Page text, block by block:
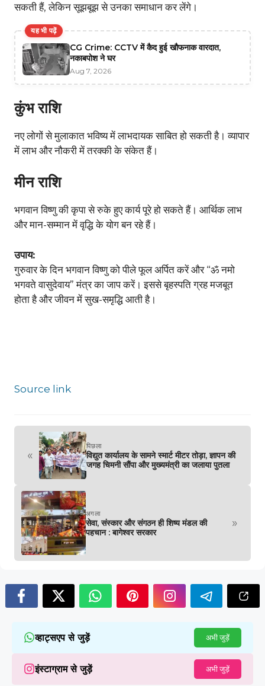
सकती हैं, लेकिन सूझबूझ से उनका समाधान कर लेंगे।
यह भी पढ़ें
CG Crime: CCTV में कैद हुई खौफनाक वारदात,
नकाबपोश ने घर
Aug 7, 2026
कुंभ राशि
नए लोगों से मुलाकात भविष्य में लाभदायक साबित हो सकती है। व्यापार
में लाभ और नौकरी में तरक्की के संकेत हैं।
मीन राशि
भगवान विष्णु की कृपा से रुके हुए कार्य पूरे हो सकते हैं। आर्थिक लाभ
और मान-सम्मान में वृद्धि के योग बन रहे हैं।
उपाय:
गुरुवार के दिन भगवान विष्णु को पीले फूल अर्पित करें और “ॐ नमो
भगवते वासुदेवाय” मंत्र का जाप करें। इससे बृहस्पति ग्रह मजबूत
होता है और जीवन में सुख-समृद्धि आती है।
Source link
«
पिछला
विद्युत कार्यालय के सामने स्मार्ट मीटर तोड़ा, ज्ञापन की
जगह चिमनी सौंपा और मुख्यमंत्री का जलाया पुतला
अगला
सेवा, संस्कार और संगठन ही शिष्य मंडल की
पहचान : बागेश्वर सरकार
»
व्हाट्सएप से जुड़ें अभी जुड़ें
इंस्टाग्राम से जुड़ें अभी जुड़ें